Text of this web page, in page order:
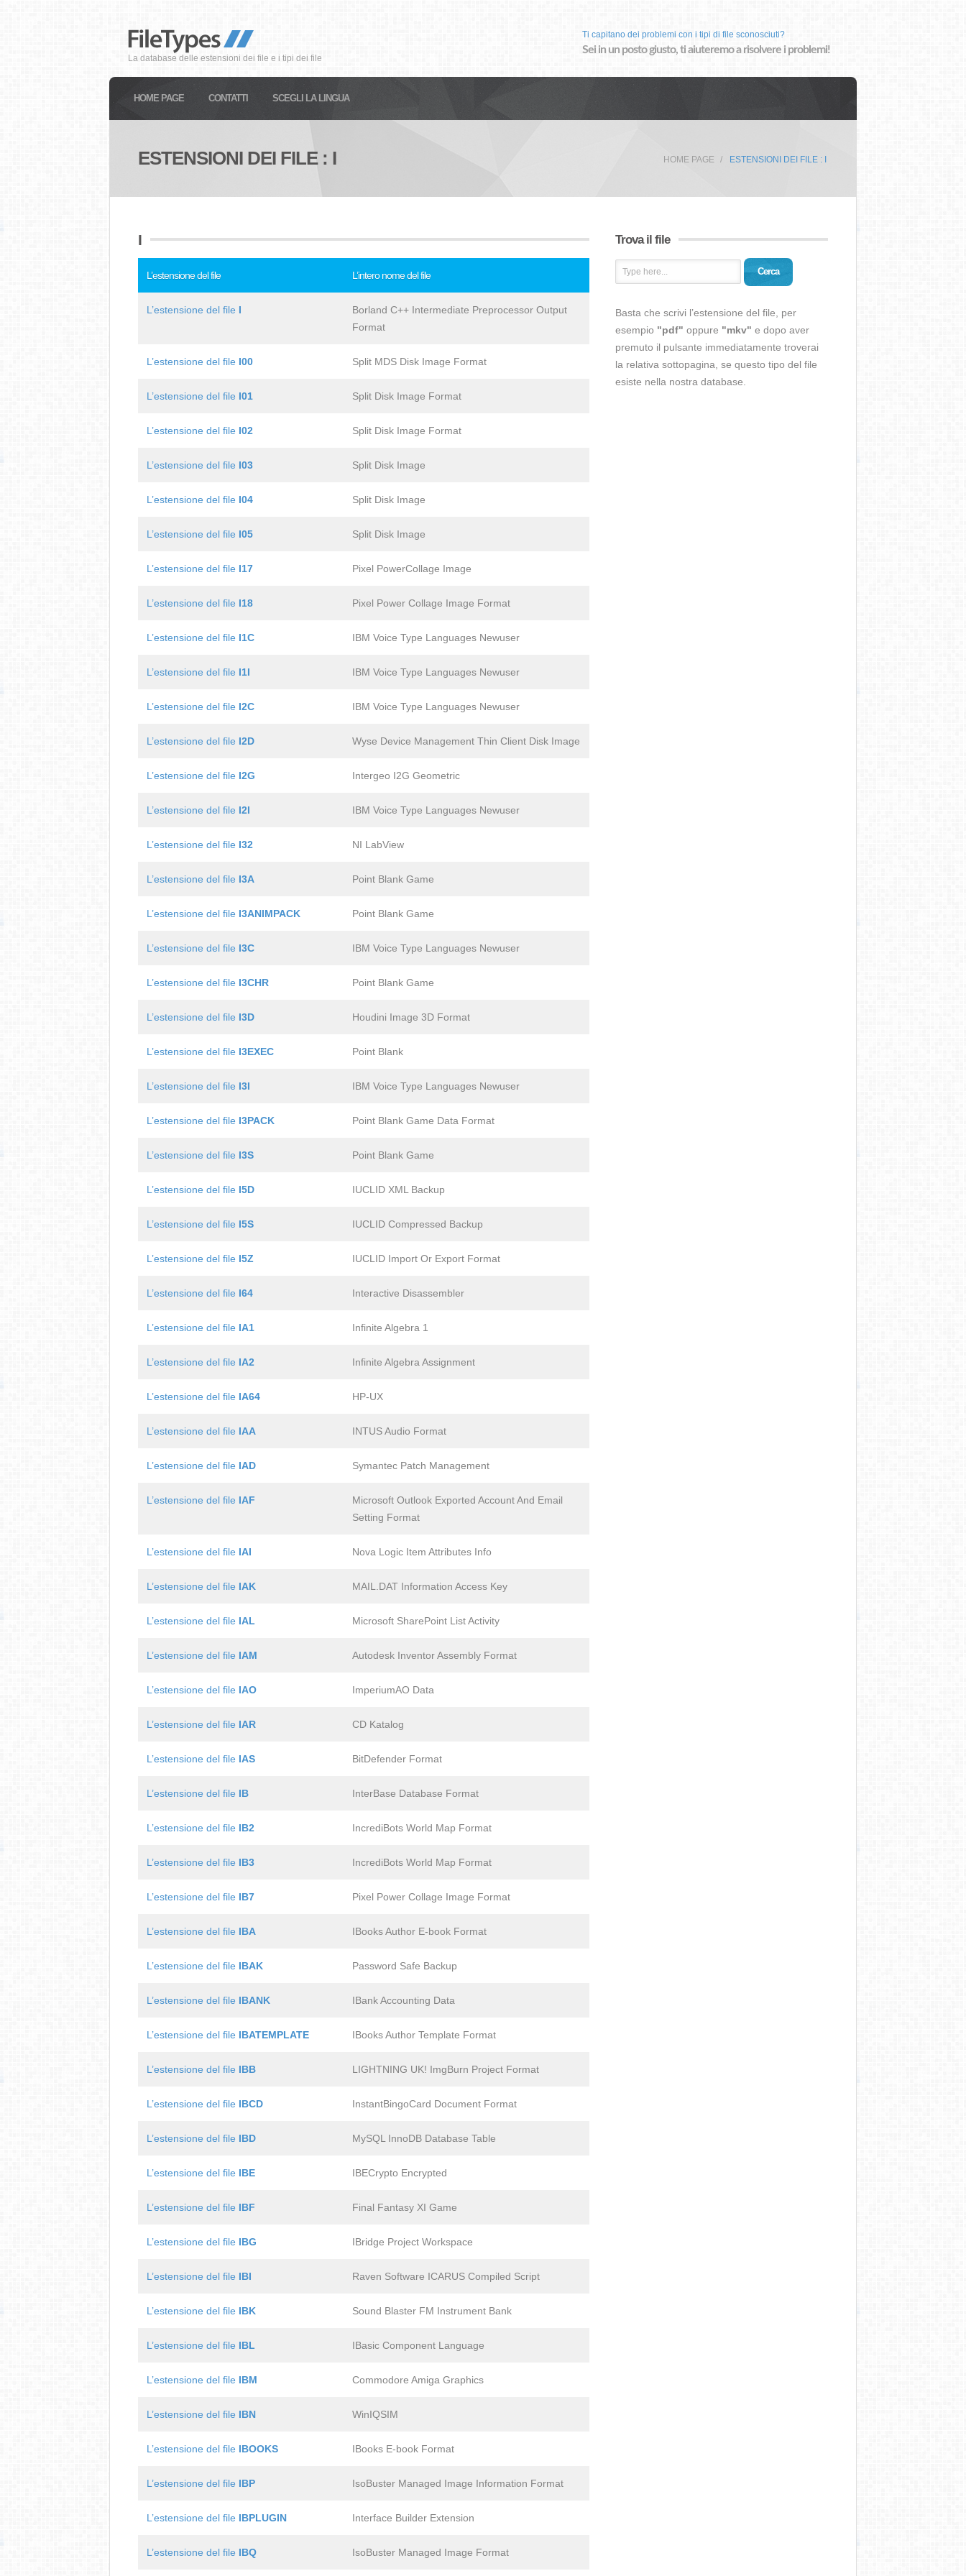
La database delle estensioni dei file e i tipi dei file
Ti capitano dei problemi con i tipi di file sconosciuti?
Sei in un posto giusto, ti aiuteremo a risolvere i problemi!
HOME PAGE CONTATTI SCEGLI LA LINGUA
ESTENSIONI DEI FILE : I HOME PAGE ESTENSIONI DEI FILE : I
I
L’estensione del file L’intero nome del file
L’estensione del file I
Borland C++ Intermediate Preprocessor Output
Format
L’estensione del file I00 Split MDS Disk Image Format
L’estensione del file I01 Split Disk Image Format
L’estensione del file I02 Split Disk Image Format
L’estensione del file I03 Split Disk Image
L’estensione del file I04 Split Disk Image
L’estensione del file I05 Split Disk Image
L’estensione del file I17 Pixel PowerCollage Image
L’estensione del file I18 Pixel Power Collage Image Format
L’estensione del file I1C IBM Voice Type Languages Newuser
L’estensione del file I1I IBM Voice Type Languages Newuser
L’estensione del file I2C IBM Voice Type Languages Newuser
L’estensione del file I2D Wyse Device Management Thin Client Disk Image
L’estensione del file I2G Intergeo I2G Geometric
L’estensione del file I2I IBM Voice Type Languages Newuser
L’estensione del file I32 NI LabView
L’estensione del file I3A Point Blank Game
L’estensione del file I3ANIMPACK Point Blank Game
L’estensione del file I3C IBM Voice Type Languages Newuser
L’estensione del file I3CHR Point Blank Game
L’estensione del file I3D Houdini Image 3D Format
L’estensione del file I3EXEC Point Blank
L’estensione del file I3I IBM Voice Type Languages Newuser
L’estensione del file I3PACK Point Blank Game Data Format
L’estensione del file I3S Point Blank Game
L’estensione del file I5D IUCLID XML Backup
L’estensione del file I5S IUCLID Compressed Backup
L’estensione del file I5Z IUCLID Import Or Export Format
L’estensione del file I64 Interactive Disassembler
L’estensione del file IA1 Infinite Algebra 1
L’estensione del file IA2 Infinite Algebra Assignment
L’estensione del file IA64 HP-UX
L’estensione del file IAA INTUS Audio Format
L’estensione del file IAD Symantec Patch Management
L’estensione del file IAF
Microsoft Outlook Exported Account And Email
Setting Format
L’estensione del file IAI Nova Logic Item Attributes Info
L’estensione del file IAK MAIL.DAT Information Access Key
L’estensione del file IAL Microsoft SharePoint List Activity
L’estensione del file IAM Autodesk Inventor Assembly Format
L’estensione del file IAO ImperiumAO Data
L’estensione del file IAR CD Katalog
L’estensione del file IAS BitDefender Format
L’estensione del file IB InterBase Database Format
L’estensione del file IB2 IncrediBots World Map Format
L’estensione del file IB3 IncrediBots World Map Format
L’estensione del file IB7 Pixel Power Collage Image Format
L’estensione del file IBA IBooks Author E-book Format
L’estensione del file IBAK Password Safe Backup
L’estensione del file IBANK IBank Accounting Data
L’estensione del file IBATEMPLATE IBooks Author Template Format
L’estensione del file IBB LIGHTNING UK! ImgBurn Project Format
L’estensione del file IBCD InstantBingoCard Document Format
L’estensione del file IBD MySQL InnoDB Database Table
L’estensione del file IBE IBECrypto Encrypted
L’estensione del file IBF Final Fantasy XI Game
L’estensione del file IBG IBridge Project Workspace
L’estensione del file IBI Raven Software ICARUS Compiled Script
L’estensione del file IBK Sound Blaster FM Instrument Bank
L’estensione del file IBL IBasic Component Language
L’estensione del file IBM Commodore Amiga Graphics
L’estensione del file IBN WinIQSIM
L’estensione del file IBOOKS IBooks E-book Format
L’estensione del file IBP IsoBuster Managed Image Information Format
L’estensione del file IBPLUGIN Interface Builder Extension
L’estensione del file IBQ IsoBuster Managed Image Format
Trova il file
Cerca
Basta che scrivi l’estensione del file, per
esempio "pdf" oppure "mkv" e dopo aver
premuto il pulsante immediatamente troverai
la relativa sottopagina, se questo tipo del file
esiste nella nostra database.